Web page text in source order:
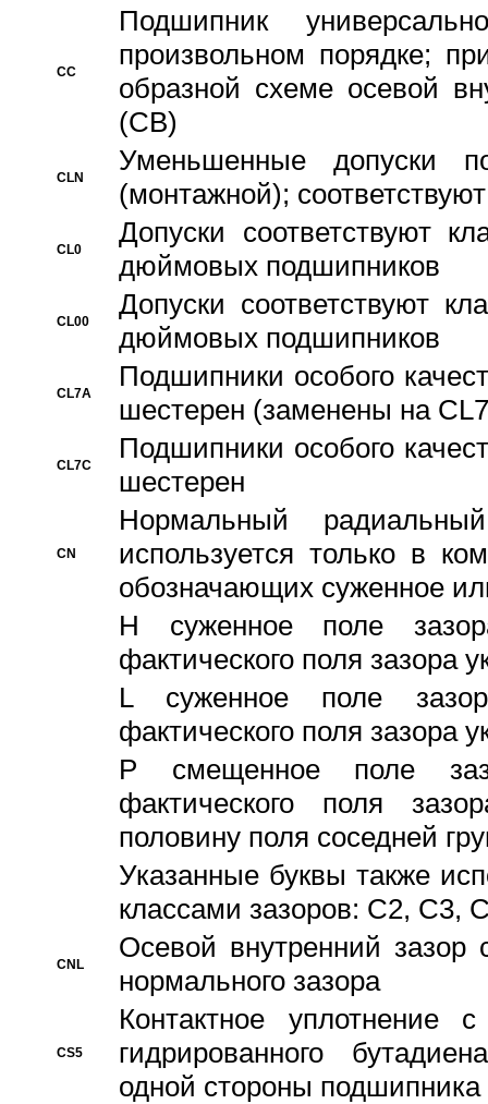
CC
Подшипник
произвольном порядке;
образной схеме осевой
(CB)
CLN
Уменьшенные
(монтажной);
CL0
Допуски соответствуют
дюймовых подшипников
CL00
Допуски соответствуют
дюймовых подшипников
CL7A
Подшипники особого
шестерен (заменены на
CL7C
Подшипники особого
шестерен
CN
Hормальный
используется только в
обозначающих суженное
H суженное поле
фактического поля зазора
L суженное поле
фактического поля зазора
P смещенное поле
фактического поля
половину поля соседней
Указанные буквы также
классами зазоров: С2,
CNL
Осевой внутренний зазор
нормального зазора
CS5
Контактное уплотнение
гидрированного
одной стороны подшипника